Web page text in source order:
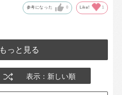
参考になった 0 Like! 1
もっと見る
表示：新しい順